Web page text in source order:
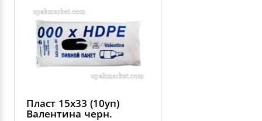
Пласт 15х33 (10уп)
Валентина черн.